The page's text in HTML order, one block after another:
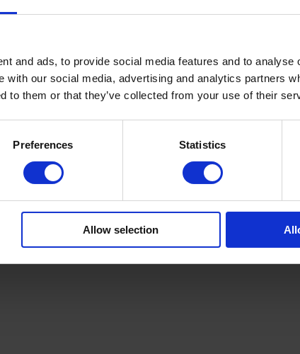
and ads, to provide social media features and to analyse
with our social media, advertising and analytics partners
to them or that they’ve collected from your use of their
Preferences Statistics
Allow selection
PRODUKTDETAILS